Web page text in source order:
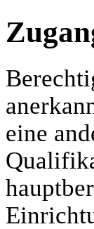
eine